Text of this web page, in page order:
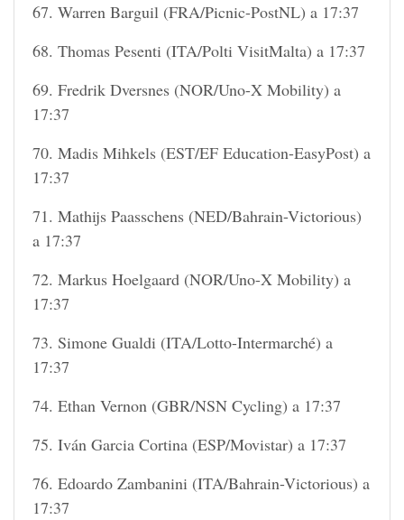
67. Warren Barguil (FRA/Picnic-PostNL) a 17:37
68. Thomas Pesenti (ITA/Polti VisitMalta) a 17:37
69. Fredrik Dversnes (NOR/Uno-X Mobility) a
17:37
70. Madis Mihkels (EST/EF Education-EasyPost) a
17:37
71. Mathijs Paasschens (NED/Bahrain-Victorious)
a 17:37
72. Markus Hoelgaard (NOR/Uno-X Mobility) a
17:37
73. Simone Gualdi (ITA/Lotto-Intermarché) a
17:37
74. Ethan Vernon (GBR/NSN Cycling) a 17:37
75. Iván Garcia Cortina (ESP/Movistar) a 17:37
76. Edoardo Zambanini (ITA/Bahrain-Victorious) a
17:37